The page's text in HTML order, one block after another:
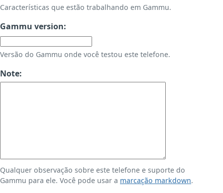
Características que estão trabalhando em Gammu.
Gammu version:
Versão do Gammu onde você testou este telefone.
Note:
Qualquer observação sobre este telefone e suporte do
Gammu para ele. Você pode usar a marcação markdown.